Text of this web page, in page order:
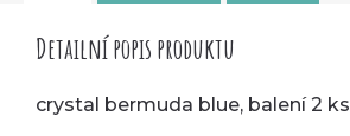
Detailní popis produktu
crystal bermuda blue, balení 2 ks